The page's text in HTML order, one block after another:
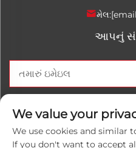
મેલ:
આપનું
હવે
We value your
We use cookies and similar
If you don't want to accept